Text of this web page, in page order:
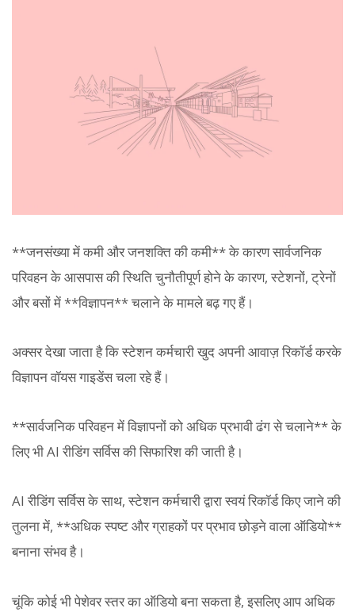
**जनसंख्या में कमी और जनशक्ति की कमी** के कारण सार्वजनिक
परिवहन के आसपास की स्थिति चुनौतीपूर्ण होने के कारण, स्टेशनों, ट्रेनों
और बसों में **विज्ञापन** चलाने के मामले बढ़ गए हैं।
अक्सर देखा जाता है कि स्टेशन कर्मचारी खुद अपनी आवाज़ रिकॉर्ड करके
विज्ञापन वॉयस गाइडेंस चला रहे हैं।
**सार्वजनिक परिवहन में विज्ञापनों को अधिक प्रभावी ढंग से चलाने** के
लिए भी AI रीडिंग सर्विस की सिफारिश की जाती है।
AI रीडिंग सर्विस के साथ, स्टेशन कर्मचारी द्वारा स्वयं रिकॉर्ड किए जाने की
तुलना में, **अधिक स्पष्ट और ग्राहकों पर प्रभाव छोड़ने वाला ऑडियो**
बनाना संभव है।
चूंकि कोई भी पेशेवर स्तर का ऑडियो बना सकता है, इसलिए आप अधिक